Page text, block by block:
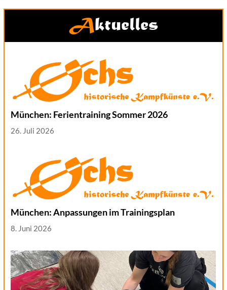
Aktuelles
München: Ferientraining Sommer 2026
26. Juli 2026
München: Anpassungen im Trainingsplan
8. Juni 2026